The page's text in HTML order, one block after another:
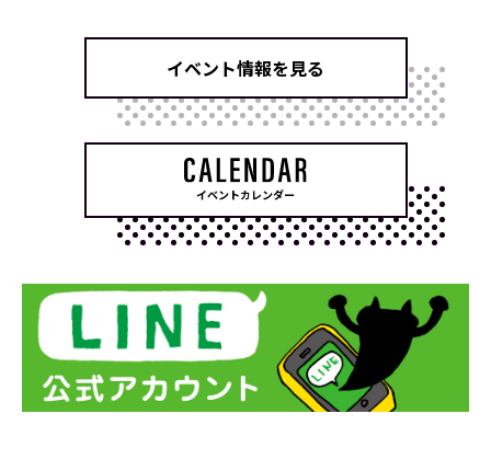
イベント情報を見る
イベントカレンダー